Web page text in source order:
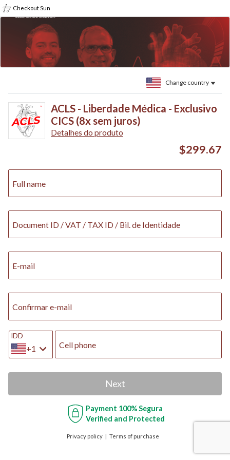
Checkout Sun
Change country
ACLS - Liberdade Médica - Exclusivo
CICS (8x sem juros)
Detalhes do produto
$299.67
Full name
Document ID / VAT / TAX ID / Bil. de Identidade
E-mail
Confirmar e-mail
IDD
+1 Cell phone
Next
Payment 100% Segura
Verified and Protected
Privacy policy Terms of purchase